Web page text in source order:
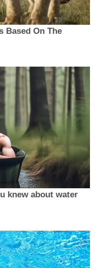
Based On The
knew about water